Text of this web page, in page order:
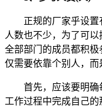
正规的厂家乎设置
人数也不少，为了可
全部部门的成员都积
仅需要依靠个别人，而
首先，应该要明确
工作过程中完成自己